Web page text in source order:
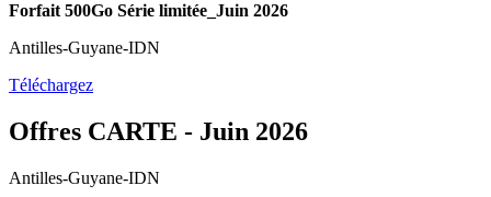
Forfait 500Go Série limitée_Juin 2026
Antilles-Guyane-IDN
Téléchargez
Offres CARTE - Juin 2026
Antilles-Guyane-IDN